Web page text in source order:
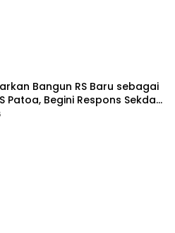
Bangun RS Baru sebagai
Patoa, Begini Respons Sekda